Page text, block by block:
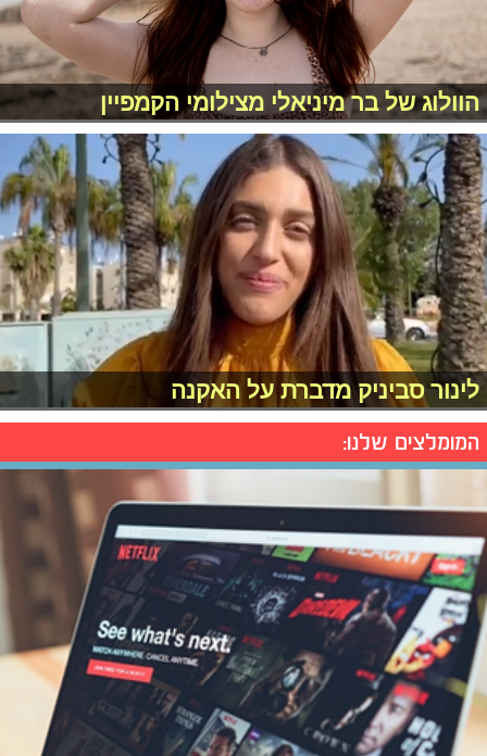
הוולוג של בר מיניאלי מצילומי הקמפיין
לינור סביניק מדברת על האקנה
המומלצים שלנו: